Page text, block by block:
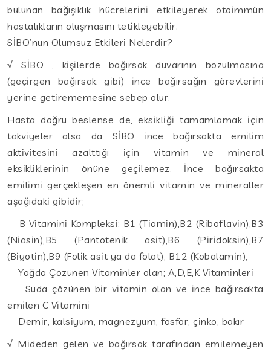
bulunan bağışıklık hücrelerini etkileyerek otoimmün
hastalıkların oluşmasını tetikleyebilir.
SİBO’nun Olumsuz Etkileri Nelerdir?
√ SİBO , kişilerde bağırsak duvarının bozulmasına
(geçirgen bağırsak gibi) ince bağırsağın görevlerini
yerine getirememesine sebep olur.
Hasta doğru beslense de, eksikliği tamamlamak için
takviyeler alsa da SİBO ince bağırsakta emilim
aktivitesini azalttığı için vitamin ve mineral
eksikliklerinin önüne geçilemez. İnce bağırsakta
emilimi gerçekleşen en önemli vitamin ve mineraller
aşağıdaki gibidir;
B Vitamini Kompleksi: B1 (Tiamin),B2 (Riboflavin),B3
(Niasin),B5 (Pantotenik asit),B6 (Piridoksin),B7
(Biyotin),B9 (Folik asit ya da folat), B12 (Kobalamin),
Yağda Çözünen Vitaminler olan; A,D,E,K Vitaminleri
Suda çözünen bir vitamin olan ve ince bağırsakta
emilen C Vitamini
Demir, kalsiyum, magnezyum, fosfor, çinko, bakır
√ Mideden gelen ve bağırsak tarafından emilemeyen